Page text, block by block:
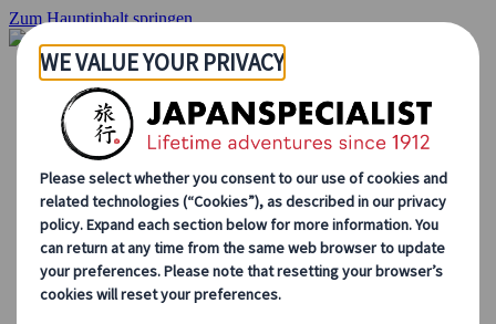
Zum Hauptinhalt springen
Startseite
Rundreisen
Individuelle Reisen
Gruppenreisen
Selbstfahrerreisen
Ausflüge
Maßgeschneiderte Gruppenreisen
Japan Rail Pass
Wie wir arbeiten
Über uns
Treffen Sie unser Team
Werden Sie Teil unseres Teams